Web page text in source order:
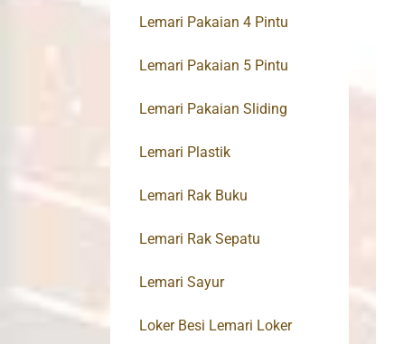
Lemari Pakaian 4 Pintu
Lemari Pakaian 5 Pintu
Lemari Pakaian Sliding
Lemari Plastik
Lemari Rak Buku
Lemari Rak Sepatu
Lemari Sayur
Loker Besi Lemari Loker